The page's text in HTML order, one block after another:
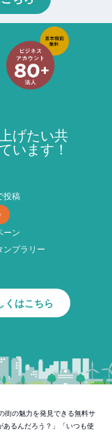
げたい共
います！
投稿
ーン
ンプラリー
くはこちら
街の魅力を発見できる無料サ
あるんだろう？」「いつも使